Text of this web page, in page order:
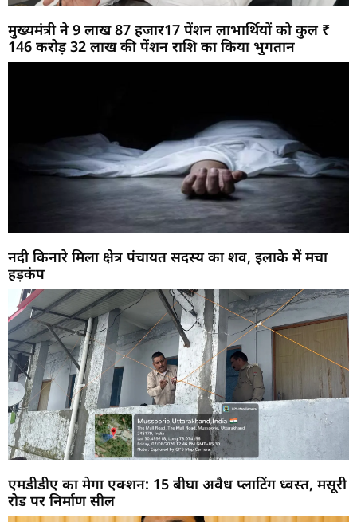
मुख्यमंत्री ने 9 लाख 87 हजार17 पेंशन लाभार्थियों को कुल ₹
146 करोड़ 32 लाख की पेंशन राशि का किया भुगतान
नदी किनारे मिला क्षेत्र पंचायत सदस्य का शव, इलाके में मचा
हड़कंप
एमडीडीए का मेगा एक्शन: 15 बीघा अवैध प्लाटिंग ध्वस्त, मसूरी
रोड पर निर्माण सील